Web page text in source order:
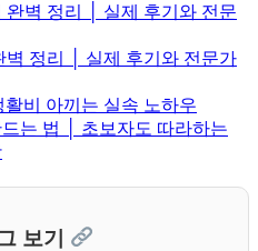
완벽 정리 │ 실제 후기와 전문
벽 정리 │ 실제 후기와 전문가
비 아끼는 실속 노하우
는 법 │ 초보자도 따라하는
보기